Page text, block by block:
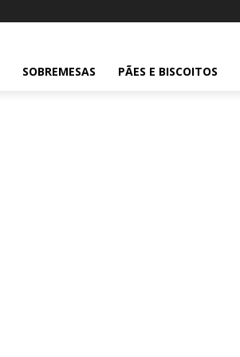
SOBREMESAS PÃES E BISCOITOS